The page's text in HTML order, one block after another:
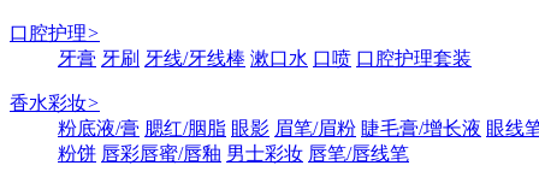
口腔护理>
牙膏 牙刷 牙线/牙线棒 漱口水 口喷 口腔护理套装
香水彩妆>
粉底液/膏 腮红/胭脂 眼影 眉笔/眉粉 睫毛膏/增长液 眼线
粉饼 唇彩唇蜜/唇釉 男士彩妆 唇笔/唇线笔